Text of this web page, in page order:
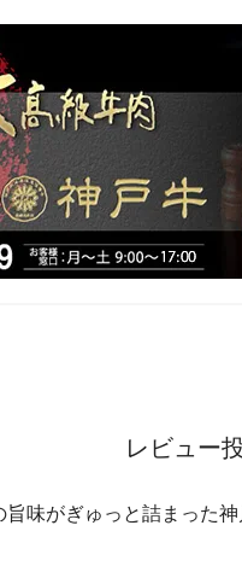
レビュー
旨味がぎゅっと詰まった